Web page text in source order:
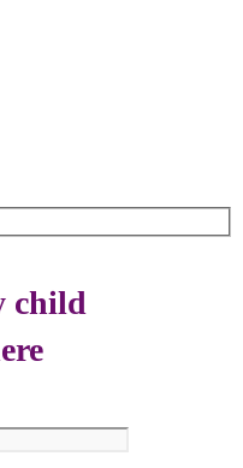
child